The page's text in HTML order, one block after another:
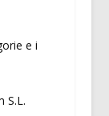
e i
S.L.